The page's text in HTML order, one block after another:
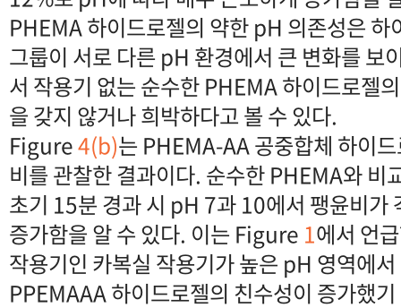
PHEMA 하이드로젤의 약한 pH 의존성은 하
그룹이 서로 다른 pH 환경에서 큰 변화를 보
서 작용기 없는 순수한 PHEMA 하이드로젤
을 갖지 않거나 희박하다고 볼 수 있다.
Figure4(b)는 PHEMA-AA 공중합체 하이
비를 관찰한 결과이다. 순수한 PHEMA와 비
초기 15분 경과 시 pH 7과 10에서 팽윤비
증가함을 알 수 있다. 이는 Figure 1에서 언
작용기인 카복실 작용기가 높은 pH 영역에
PPEMAAA 하이드로젤의 친수성이 증가했